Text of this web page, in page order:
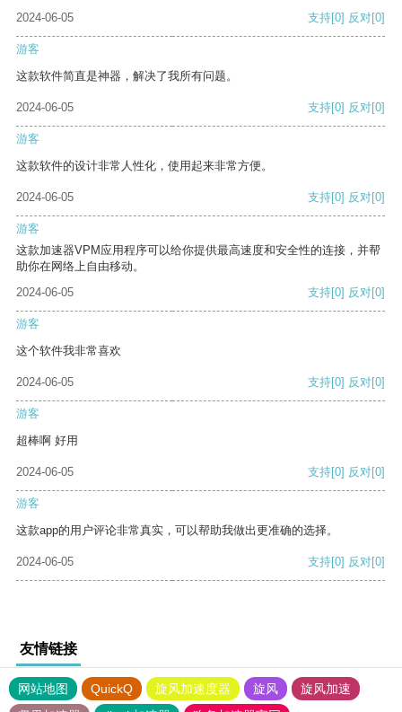
2024-06-05 支持[0] 反对[0]
游客
这款软件简直是神器，解决了我所有问题。
2024-06-05 支持[0] 反对[0]
游客
这款软件的设计非常人性化，使用起来非常方便。
2024-06-05 支持[0] 反对[0]
游客
这款加速器VPM应用程序可以给你提供最高速度和安全性的连接，并帮
助你在网络上自由移动。
2024-06-05
支持[0] 反对[0]
游客
这个软件我非常喜欢
2024-06-05 支持[0] 反对[0]
游客
超棒啊 好用
2024-06-05 支持[0] 反对[0]
游客
这款app的用户评论非常真实，可以帮助我做出更准确的选择。
2024-06-05 支持[0] 反对[0]
友情链接
网站地图 QuickQ 旋风加速度器 旋风
旋风加速